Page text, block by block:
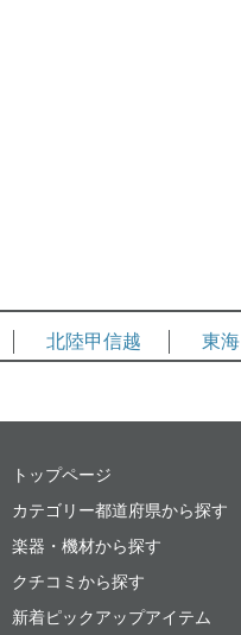
北陸甲信越 東海
ックプレイス
トップページ
カテゴリー都道府県から探す
楽器・機材から探す
クチコミから探す
新着ピックアップアイテム